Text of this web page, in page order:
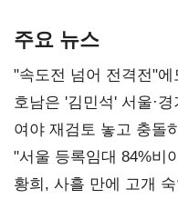
주요 뉴스
"속도전 넘어 전격전"
52시간까지 '뇌관'
호남은 '김민석' 서울·
'안갯속'
여야 재검토 놓고 충돌
오차 당연"
"서울 등록임대 84%비
달리해야"
황희, 사흘 만에 고개